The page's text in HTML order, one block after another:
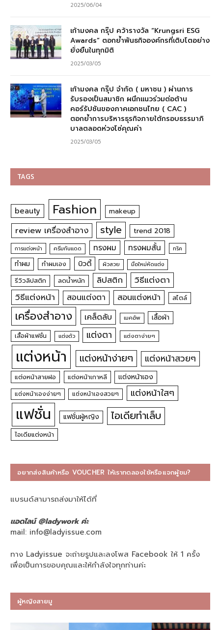
2025/06/04
เก้ามงคล กรุ๊ป คว้ารางวัล “Krungsri ESG
Awards” ตอกย้ำพันธกิจองค์กรที่เติบโตอย่าง
ยั่งยืนในทุกมิติ
2025/03/05
เก้ามงคล กรุ๊ป จำกัด ( มหาชน ) ผ่านการ
รับรองเป็นสมาชิก ผนึกแนวร่วมต่อต้าน
คอร์รัปชันของภาคเอกชนไทย ( CAC )
ตอกย้ำการบริหารธุรกิจภายใต้กรอบธรรมาภิ
บาลตลอดห่วงโซ่คุณค่า
2025/03/05
TAGS
beauty Fashion makeup
review เครื่องสำอาง style trend 2018
การแต่งหน้า ครีมกันแดด ทรงผม ทรงผมสั้น ทริค
ทำผม ทำผมเอง บิวตี้ ผิวสวย มือใหม่หัดแต่ง
รีวิวลิปสติก ลดน้ำหนัก ลิปสติก
วิธีแต่งตา
วิธีแต่งหน้า
สอนแต่งตา สอนแต่งหน้า สไตล์
เครื่องสำอาง เคล็ดลับ เมคอัพ เสื้อผ้า
เสื้อผ้าแฟชั่น แต่งตัว แต่งตา แต่งตาง่ายๆ
แต่งหน้า แต่งหน้าง่ายๆ แต่งหน้าสวยๆ
แต่งหน้าสายฝอ แต่งหน้าเกาหลี แต่งหน้าเอง
แต่งหน้าเองง่ายๆ แต่งหน้าเองสวยๆ แต่งหน้าใสๆ
แฟชั่น แฟชั่นผู้หญิง ไอเดียทำเล็บ
ไอเดียแต่งหน้า
อยากส่งสินค้าหรือ VOUCHER ให้เราทดลองใช้หรือแจกผู้ชม?
แบรนด์สามารถส่งมาให้ได้ที่
แอดไลน์ @ladywork ค่ะ
mail: info@ladyissue.com
ทาง Ladyissue จะถ่ายรูปและลงโพส Facebook ให้ 1 ครั้ง
เพื่อเป็นการขอบคุณและให้กำลังใจทุกท่านค่ะ
ผู้หญิงสายมู